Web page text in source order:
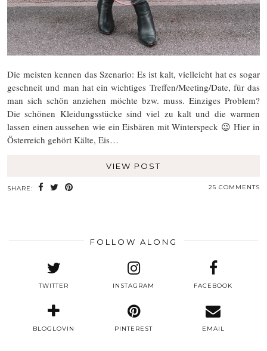
Die meisten kennen das Szenario: Es ist kalt, vielleicht hat es sogar
geschneit und man hat ein wichtiges Treffen/Meeting/Date, für das
man sich schön anziehen möchte bzw. muss. Einziges Problem?
Die schönen Kleidungsstücke sind viel zu kalt und die warmen
lassen einen aussehen wie ein Eisbären mit Winterspeck 😉 Hier in
Österreich gehört Kälte, Eis…
VIEW POST
SHARE: 25 COMMENTS
FOLLOW ALONG
TWITTER INSTAGRAM FACEBOOK
BLOGLOVIN PINTEREST EMAIL